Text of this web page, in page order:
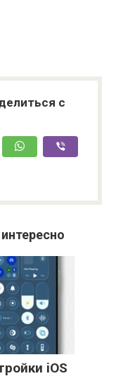
с
iOS